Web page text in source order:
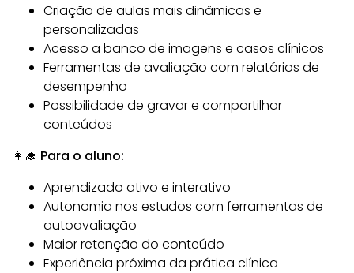
Criação de aulas mais dinâmicas e
personalizadas
Acesso a banco de imagens e casos clínicos
Ferramentas de avaliação com relatórios de
desempenho
Possibilidade de gravar e compartilhar
conteúdos
👩‍🎓 Para o aluno:
Aprendizado ativo e interativo
Autonomia nos estudos com ferramentas de
autoavaliação
Maior retenção do conteúdo
Experiência próxima da prática clínica